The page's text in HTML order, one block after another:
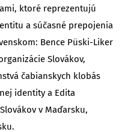
ktoré reprezentujú
a súčasné prepojenia
Bence Püski-Liker
Slovákov,
čabianskych klobás
identity a Edita
v Maďarsku,